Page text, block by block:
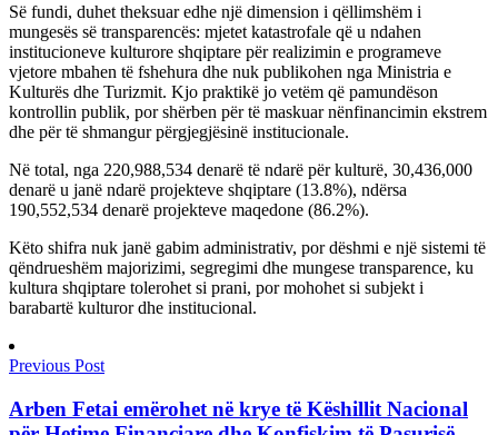
Së fundi, duhet theksuar edhe një dimension i qëllimshëm i
mungesës së transparencës: mjetet katastrofale që u ndahen
institucioneve kulturore shqiptare për realizimin e programeve
vjetore mbahen të fshehura dhe nuk publikohen nga Ministria e
Kulturës dhe Turizmit. Kjo praktikë jo vetëm që pamundëson
kontrollin publik, por shërben për të maskuar nënfinancimin ekstrem
dhe për të shmangur përgjegjësinë institucionale.
Në total, nga 220,988,534 denarë të ndarë për kulturë, 30,436,000
denarë u janë ndarë projekteve shqiptare (13.8%), ndërsa
190,552,534 denarë projekteve maqedone (86.2%).
Këto shifra nuk janë gabim administrativ, por dëshmi e një sistemi të
qëndrueshëm majorizimi, segregimi dhe mungese transparence, ku
kultura shqiptare tolerohet si prani, por mohohet si subjekt i
barabartë kulturor dhe institucional.
Previous Post
Arben Fetai emërohet në krye të Këshillit Nacional